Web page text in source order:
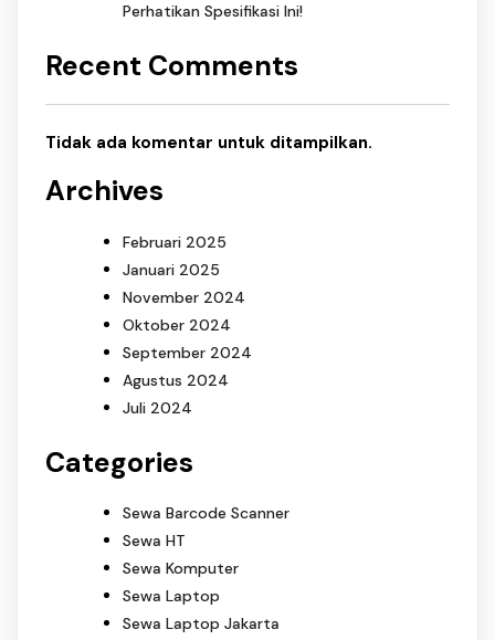
Perhatikan Spesifikasi Ini!
Recent Comments
Tidak ada komentar untuk ditampilkan.
Archives
Februari 2025
Januari 2025
November 2024
Oktober 2024
September 2024
Agustus 2024
Juli 2024
Categories
Sewa Barcode Scanner
Sewa HT
Sewa Komputer
Sewa Laptop
Sewa Laptop Jakarta